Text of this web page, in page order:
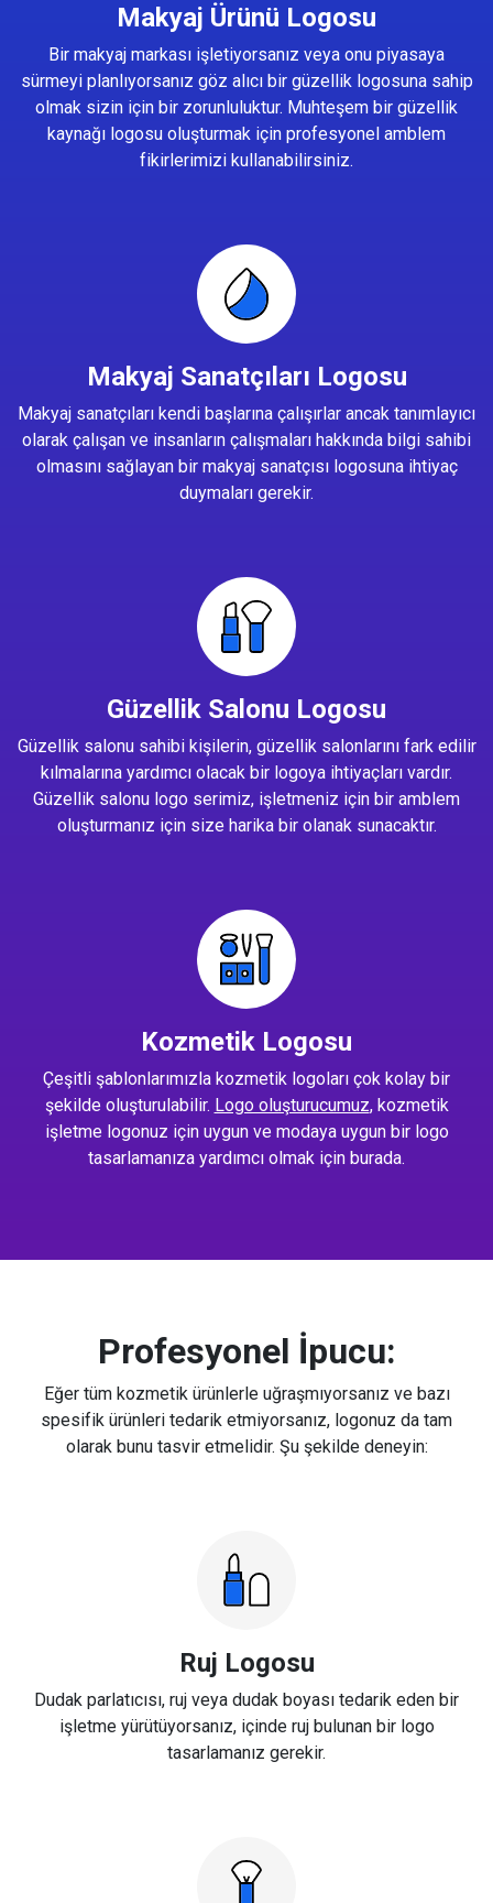
Makyaj Ürünü Logosu
Bir makyaj markası işletiyorsanız veya onu piyasaya
sürmeyi planlıyorsanız göz alıcı bir güzellik logosuna sahip
olmak sizin için bir zorunluluktur. Muhteşem bir güzellik
kaynağı logosu oluşturmak için profesyonel amblem
fikirlerimizi kullanabilirsiniz.
Makyaj Sanatçıları Logosu
Makyaj sanatçıları kendi başlarına çalışırlar ancak tanımlayıcı
olarak çalışan ve insanların çalışmaları hakkında bilgi sahibi
olmasını sağlayan bir makyaj sanatçısı logosuna ihtiyaç
duymaları gerekir.
Güzellik Salonu Logosu
Güzellik salonu sahibi kişilerin, güzellik salonlarını fark edilir
kılmalarına yardımcı olacak bir logoya ihtiyaçları vardır.
Güzellik salonu logo serimiz, işletmeniz için bir amblem
oluşturmanız için size harika bir olanak sunacaktır.
Kozmetik Logosu
Çeşitli şablonlarımızla kozmetik logoları çok kolay bir
şekilde oluşturulabilir. Logo oluşturucumuz, kozmetik
işletme logonuz için uygun ve modaya uygun bir logo
tasarlamanıza yardımcı olmak için burada.
Profesyonel İpucu:
Eğer tüm kozmetik ürünlerle uğraşmıyorsanız ve bazı
spesifik ürünleri tedarik etmiyorsanız, logonuz da tam
olarak bunu tasvir etmelidir. Şu şekilde deneyin:
Ruj Logosu
Dudak parlatıcısı, ruj veya dudak boyası tedarik eden bir
işletme yürütüyorsanız, içinde ruj bulunan bir logo
tasarlamanız gerekir.